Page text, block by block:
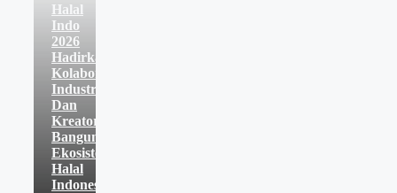
Halal
Indo
2026
Hadirkan
Kolaborasi
Industri
Dan
Kreator
Bangun
Ekosistem
Halal
Indonesia